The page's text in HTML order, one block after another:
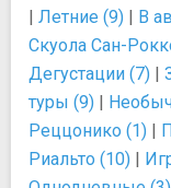
| Летние (9) | В
Скуола Сан-
Дегустации (7) |
туры (9) |
Реццонико (1) |
Риальто (10) |